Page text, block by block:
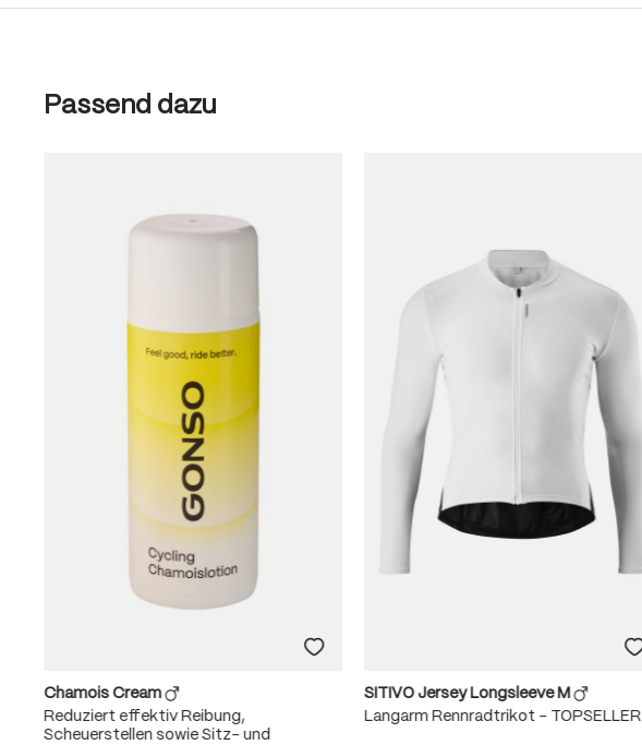
Produktgalerie überspringen
Passend dazu
Chamois Cream
Reduziert effektiv Reibung,
Scheuerstellen sowie Sitz- und
SITIVO Jersey Longsleeve M
Langarm Rennradtrikot – TOPSELLER